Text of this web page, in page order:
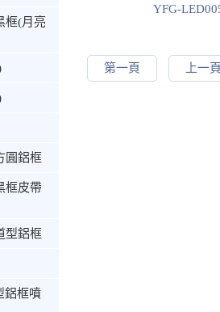
框(月亮
圓鋁框
框皮帶
型鋁框
鋁框噴
YFG-
第一頁 上一頁